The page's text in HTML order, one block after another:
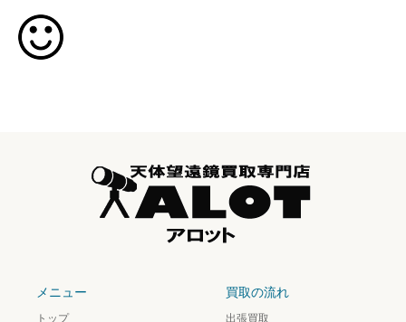
メニュー
トップ
買取の流れ
出張買取